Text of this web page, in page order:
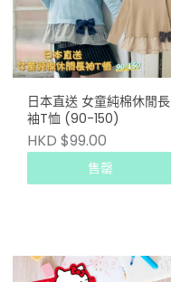
日本直送 女童純棉休閒長
袖T恤 (90-150)
HKD $99.00
售罄